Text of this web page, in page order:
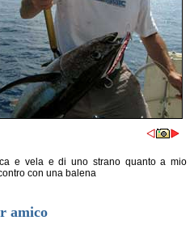
e vela e di uno strano quanto a mio
con una balena
amico